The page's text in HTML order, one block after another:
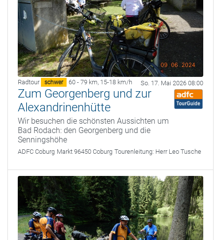
Radtour schwer 60 - 79 km, 15-18 km/h So. 17. Mai 2026 08:00
Zum Georgenberg und zur
Alexandrinenhütte
Wir besuchen die schönsten Aussichten um
Bad Rodach: den Georgenberg und die
Senningshöhe
ADFC Coburg Markt 96450 Coburg Tourenleitung: Herr Leo Tusche